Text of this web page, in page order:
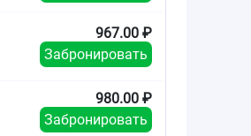
967.00 ₽
Забронировать
980.00 ₽
Забронировать